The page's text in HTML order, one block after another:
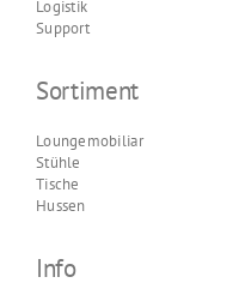
Logistik
Support
Sortiment
Loungemobiliar
Stühle
Tische
Hussen
Info